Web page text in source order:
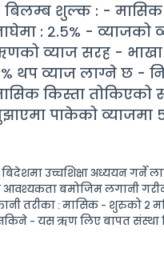
बिलम्ब शुल्क : - मासिक
: २.५% - व्याजको
व्याज सरह - भाखा
थप व्याज लाग्ने छ -
किस्ता तोकिएको
पाकेको व्याजमा
उच्चशिक्षा अध्ययन गर्ने
आवश्यकता बमोजिम लगानी
तरीका : मासिक - शुरुको २
- यस ऋण लिए बापत